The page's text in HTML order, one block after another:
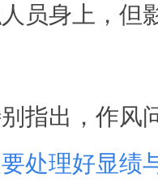
员身上，但
指出，作风
处理好显绩